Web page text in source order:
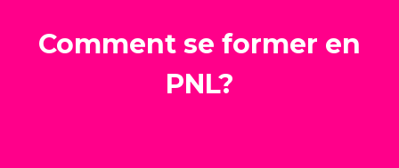
Comment se former en
PNL?